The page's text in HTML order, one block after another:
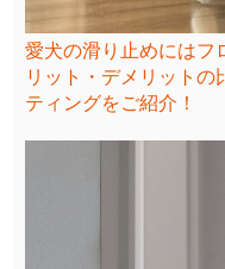
愛犬の滑り止めにはフ
リット・デメリットの
ティングをご紹介！